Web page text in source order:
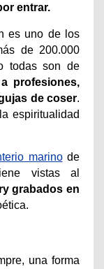
entrar.
es uno de los
de 200.000
todas son de
profesiones,
de coser.
espiritualidad
marinode
vistas al
grabados en
una forma